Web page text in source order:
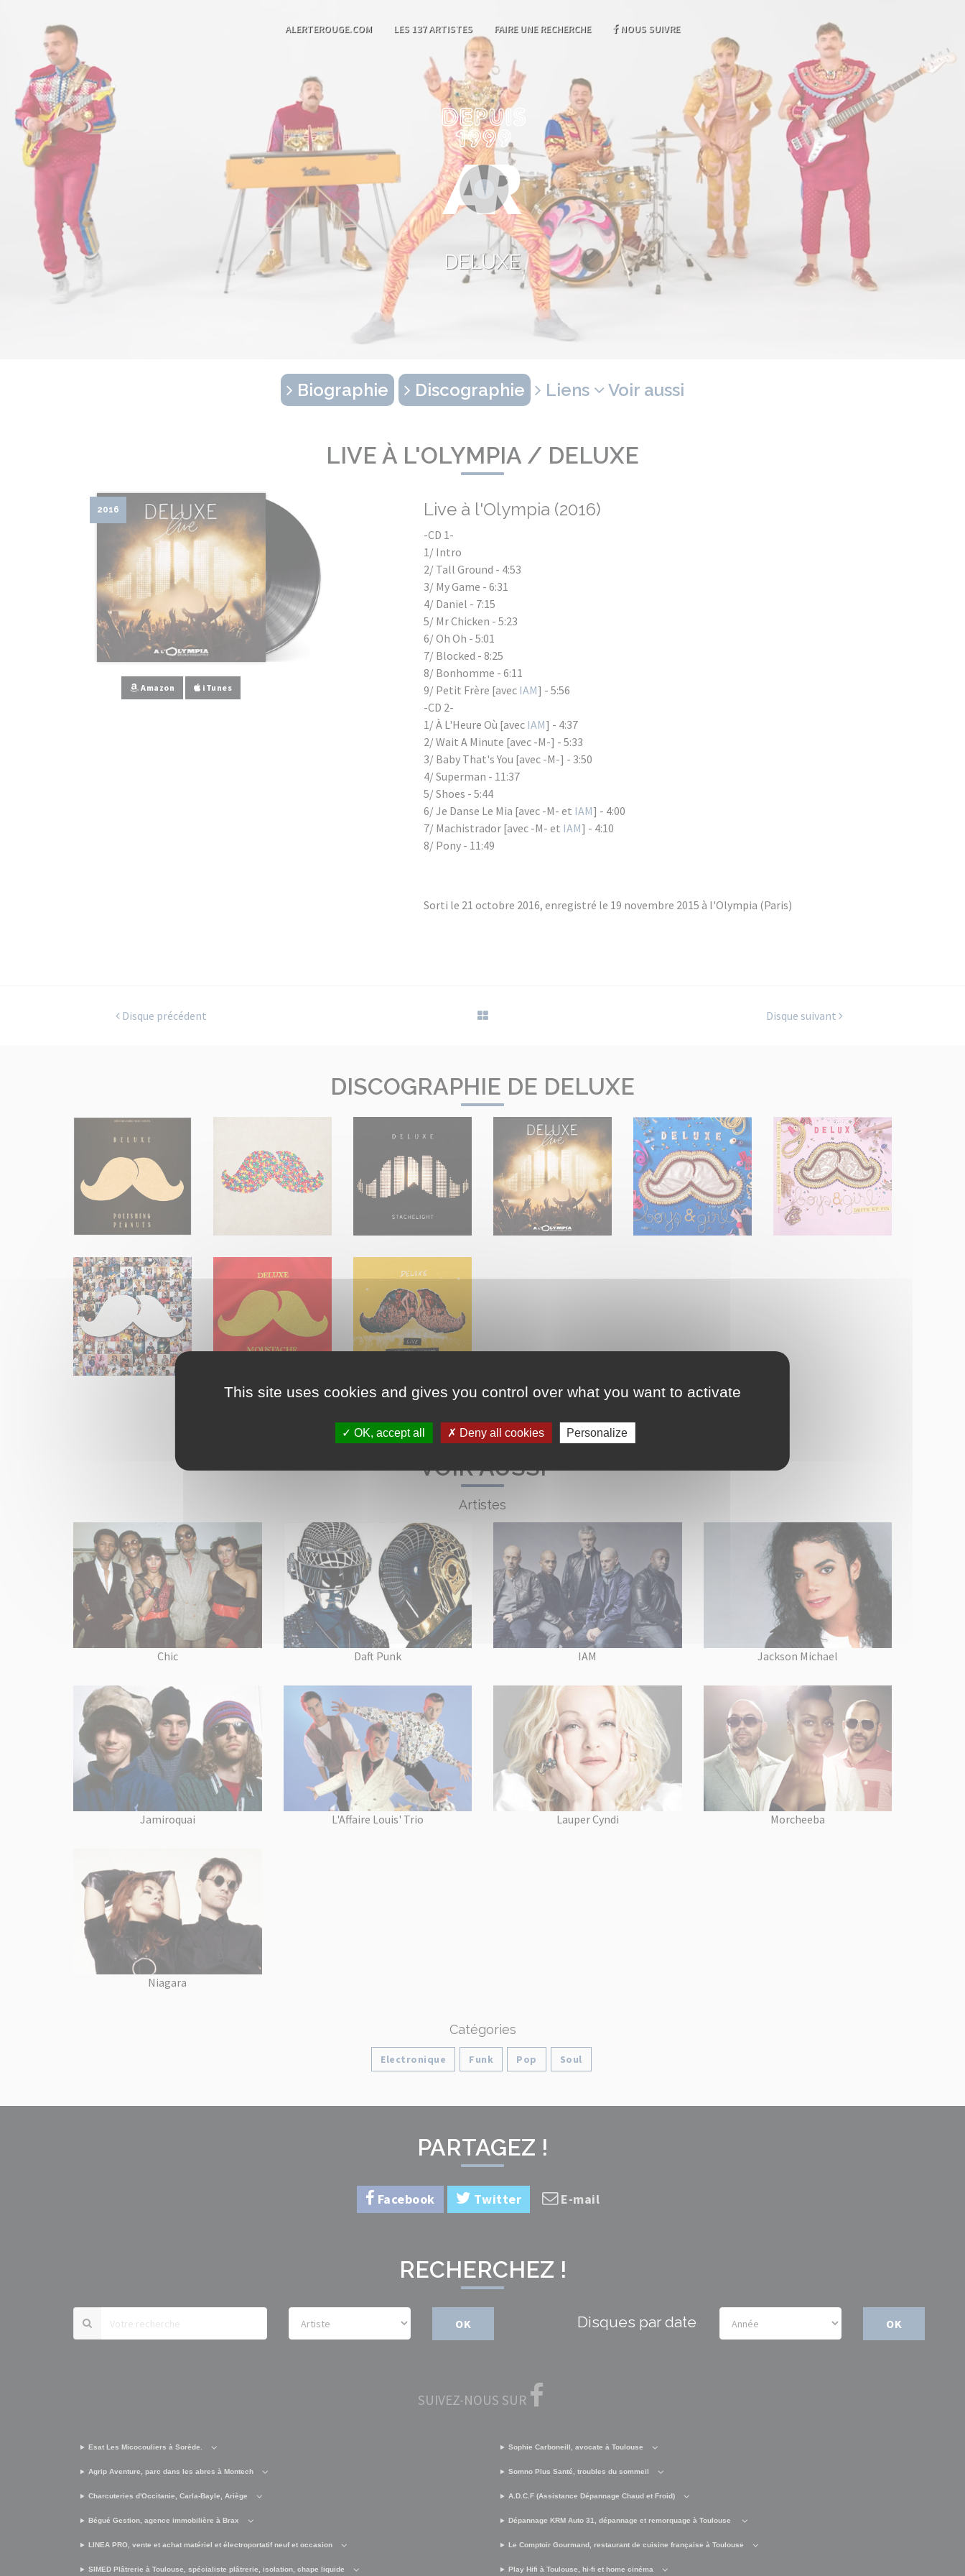
ALERTEROUGE.COM LES 137 ARTISTES FAIRE UNE RECHERCHE NOUS SUIVRE
DELUXE
Biographie Discographie Liens Voir aussi
LIVE À L'OLYMPIA / DELUXE
2016
Amazon iTunes
Live à l'Olympia (2016)
-CD 1-
1/ Intro
2/ Tall Ground - 4:53
3/ My Game - 6:31
4/ Daniel - 7:15
5/ Mr Chicken - 5:23
6/ Oh Oh - 5:01
7/ Blocked - 8:25
8/ Bonhomme - 6:11
9/ Petit Frère [avec IAM] - 5:56
-CD 2-
1/ À L'Heure Où [avec IAM] - 4:37
2/ Wait A Minute [avec -M-] - 5:33
3/ Baby That's You [avec -M-] - 3:50
4/ Superman - 11:37
5/ Shoes - 5:44
6/ Je Danse Le Mia [avec -M- et IAM] - 4:00
7/ Machistrador [avec -M- et IAM] - 4:10
8/ Pony - 11:49
Sorti le 21 octobre 2016, enregistré le 19 novembre 2015 à l'Olympia (Paris)
Disque précédent Disque suivant
DISCOGRAPHIE DE DELUXE
VOIR AUSSI
Artistes
Chic Daft Punk IAM Jackson Michael
Jamiroquai L'Affaire Louis' Trio Lauper Cyndi Morcheeba
Niagara
Catégories
Electronique Funk Pop Soul
PARTAGEZ !
Facebook Twitter E-mail
RECHERCHEZ !
OK Disques par date OK
SUIVEZ-NOUS SUR
Esat Les Micocouliers à Sorède.
Agrip Aventure, parc dans les abres à Montech
Charcuteries d'Occitanie, Carla-Bayle, Ariège
Bégué Gestion, agence immobilière à Brax
LINEA PRO, vente et achat matériel et électroportatif neuf et occasion
SIMED Plâtrerie à Toulouse, spécialiste plâtrerie, isolation, chape liquide
Sophie Carboneill, avocate à Toulouse
Somno Plus Santé, troubles du sommeil
A.D.C.F (Assistance Dépannage Chaud et Froid)
Dépannage KRM Auto 31, dépannage et remorquage à Toulouse
Le Comptoir Gourmand, restaurant de cuisine française à Toulouse
Play Hifi à Toulouse, hi-fi et home cinéma
This site uses cookies and gives you control over what you want to activate
OK, accept all Deny all cookies Personalize